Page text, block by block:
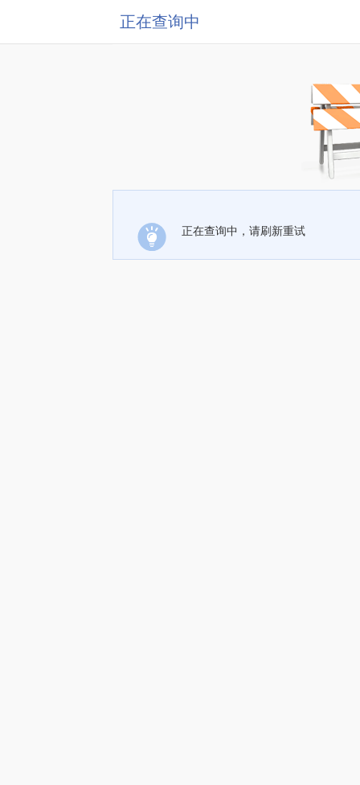
正在查询中
正在查询中，请刷新重试